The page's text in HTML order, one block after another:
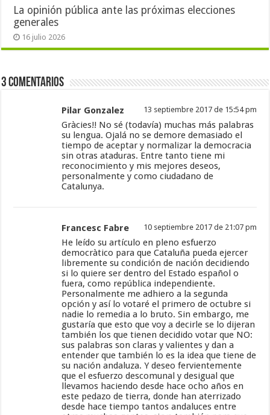
La opinión pública ante las próximas elecciones
generales
16 julio 2026
3 Comentarios
Pilar Gonzalez 13 septiembre 2017 de 15:54 pm
Gràcies!! No sé (todavía) muchas más palabras
su lengua. Ojalá no se demore demasiado el
tiempo de aceptar y normalizar la democracia
sin otras ataduras. Entre tanto tiene mi
reconocimiento y mis mejores deseos,
personalmente y como ciudadano de
Catalunya.
Francesc Fabre 10 septiembre 2017 de 21:07 pm
He leído su artículo en pleno esfuerzo
democràtico para que Cataluña pueda ejercer
libremente su condición de nación decidiendo
si lo quiere ser dentro del Estado español o
fuera, como república independiente.
Personalmente me adhiero a la segunda
opción y así lo votaré el primero de octubre si
nadie lo remedia a lo bruto. Sin embargo, me
gustaría que esto que voy a decirle se lo dijeran
también los que tienen decidido votar que NO:
sus palabras son claras y valientes y dan a
entender que también lo es la idea que tiene de
su nación andaluza. Y deseo fervientemente
que el esfuerzo descomunal y desigual que
llevamos haciendo desde hace ocho años en
este pedazo de tierra, donde han aterrizado
desde hace tiempo tantos andaluces entre